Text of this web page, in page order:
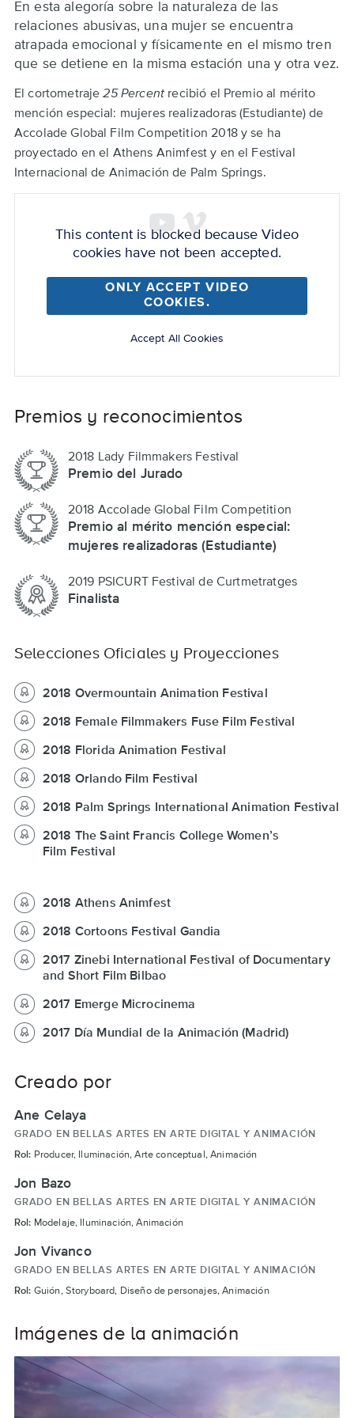
Back
to
En esta alegoría sobre la naturaleza de las
relaciones abusivas, una mujer se encuentra
atrapada emocional y físicamente en el mismo tren
que se detiene en la misma estación una y otra vez.
El cortometraje25 Percent recibió el Premio al mérito
mención especial: mujeres realizadoras (Estudiante) de
Accolade Global Film Competition 2018 y se ha
proyectado en el Athens Animfest y en el Festival
Internacional de Animación de Palm Springs.
This content is blocked because Video
cookies have not been accepted.
ONLY ACCEPT VIDEO
COOKIES.
Accept All Cookies
Premios y reconocimientos
2018 Lady Filmmakers Festival
Premio del Jurado
2018 Accolade Global Film Competition
Premio al mérito mención especial:
mujeres realizadoras (Estudiante)
2019 PSICURT Festival de Curtmetratges
Finalista
Selecciones Oficiales y Proyecciones
2018 Overmountain Animation Festival
2018 Female Filmmakers Fuse Film Festival
2018 Florida Animation Festival
2018 Orlando Film Festival
2018 Palm Springs International Animation Festival
2018 The Saint Francis College Women’s
Film Festival
2018 Athens Animfest
2018 Cortoons Festival Gandia
2017 Zinebi International Festival of Documentary
and Short Film Bilbao
2017 Emerge Microcinema
2017 Día Mundial de la Animación (Madrid)
Creado por
Ane Celaya
GRADO EN BELLAS ARTES EN ARTE DIGITAL Y ANIMACIÓN
Rol: Producer, Iluminación, Arte conceptual, Animación
Jon Bazo
GRADO EN BELLAS ARTES EN ARTE DIGITAL Y ANIMACIÓN
Rol: Modelaje, Iluminación, Animación
Jon Vivanco
GRADO EN BELLAS ARTES EN ARTE DIGITAL Y ANIMACIÓN
Rol: Guión, Storyboard, Diseño de personajes, Animación
Imágenes de la animación